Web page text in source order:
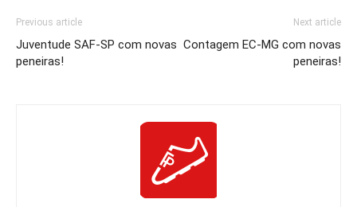
Previous article
Juventude SAF-SP com novas
peneiras!
Next article
Contagem EC-MG com novas
peneiras!